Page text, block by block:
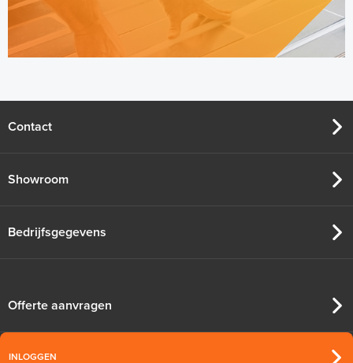
Contact
Showroom
Bedrijfsgegevens
Offerte aanvragen
INLOGGEN